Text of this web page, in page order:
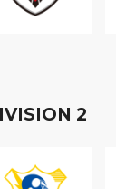
IVISION 2